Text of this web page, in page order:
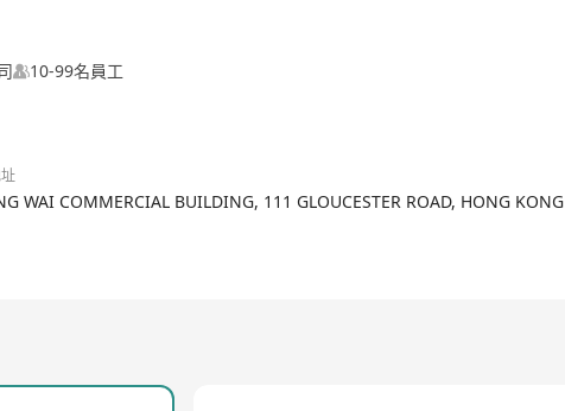
10-99名員工
WAI COMMERCIAL BUILDING, 111 GLOUCESTER ROAD, HONG KONG